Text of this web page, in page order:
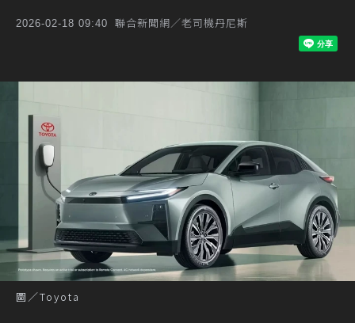
2026-02-18 09:40 聯合新聞網／老司機丹尼斯
圖／Toyota